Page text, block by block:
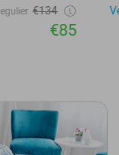
€134
€85